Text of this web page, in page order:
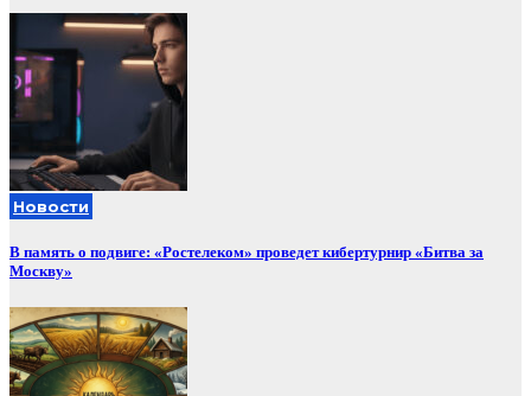
Новости
В память о подвиге: «Ростелеком» проведет кибертурнир «Битва за
Москву»